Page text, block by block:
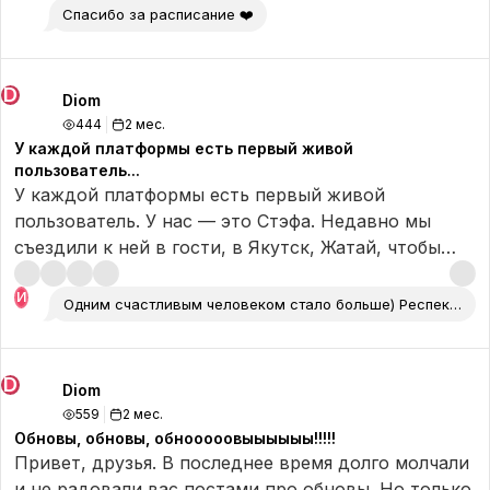
Спасибо за расписание ❤️
D Diom
444 2 мес.
У каждой платформы есть первый живой
пользователь...
У каждой платформы есть первый живой
пользователь. У нас — это Стэфа. Недавно мы
съездили к ней в гости, в Якутск, Жатай, чтобы
выразить благодарность, поддержать, как блогера
и помочь исполнить мечты.
А также, расспросили о планах на будущее и
попросили совета для всех, кто хочет начать
вести блог, но не решается. ❤️
Каждый взрослый когда-то был ребенком с
большими мечтами. Желаем, чтобы взрослые не
И Одним счастливым человеком стало больше)
D Diom
559 2 мес.
Обновы, обновы, обнооооовыыыыыы!!!!!
Привет, друзья. В последнее время долго молчали